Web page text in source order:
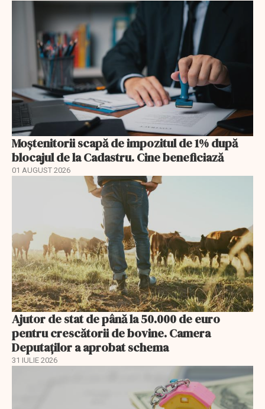
Moștenitorii scapă de impozitul de 1% după
blocajul de la Cadastru. Cine beneficiază
01 AUGUST 2026
Ajutor de stat de până la 50.000 de euro
pentru crescătorii de bovine. Camera
Deputaților a aprobat schema
31 IULIE 2026